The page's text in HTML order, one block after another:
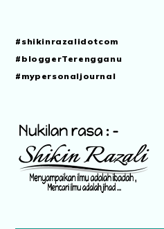
#shikinrazalidotcom
#mypersonaljournal